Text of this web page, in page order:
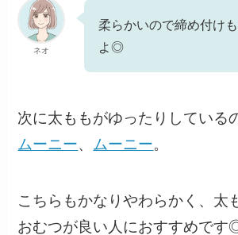
ネオ
柔らかいので締め付け
よ◎
次に太ももがゆったりしている
ムーニー、 ムーニー。
こちらもかなりやわらかく、太
おむつが良い人におすすめです